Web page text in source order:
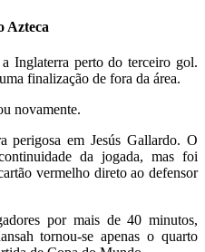
Azteca
Inglaterra perto do terceiro gol.
finalização de fora da área.
novamente.
perigosa em Jesús Gallardo. O
da jogada, mas foi
vermelho direto ao defensor
por mais de 40 minutos,
tornou-se apenas o quarto